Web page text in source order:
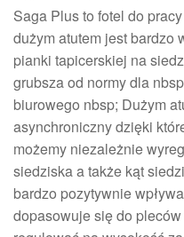
Saga Plus to fotel do
dużym atutem jest bardzo
pianki tapicerskiej na
grubsza od normy dla
biurowego nbsp; Dużym
asynchroniczny dzięki
możemy niezależnie
siedziska a także kąt
bardzo pozytywnie
dopasowuje się do